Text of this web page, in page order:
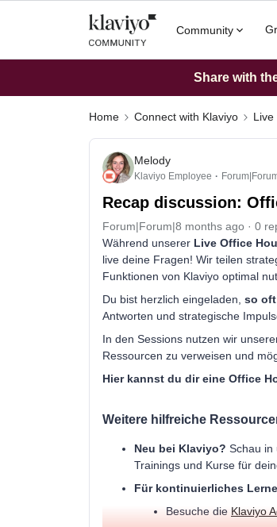
Community
Share with
Home Connect with Klaviyo Live
Melody
Klaviyo Employee
Recap discussion:
Forum|Forum|8 months ago 0
Während unserer Live Office
live deine Fragen! Wir teilen
Funktionen von Klaviyo optimal
Du bist herzlich eingeladen, so
Antworten und strategische
In den Sessions nutzen wir
Ressourcen zu verweisen und
Hier kannst du dir eine Office
Weitere hilfreiche
Neu bei Klaviyo? Schau in
Trainings und Kurse für
Für kontinuierliches
Besuche die Klaviyo